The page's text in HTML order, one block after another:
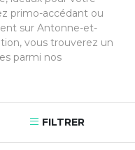
primo-accédant ou
sur Antonne-et-
vous trouverez un
parmi nos
FILTRER